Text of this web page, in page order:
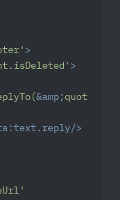
>
>
&amp; quot
/>